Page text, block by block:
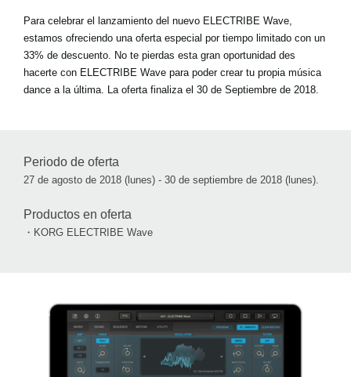
Para celebrar el lanzamiento del nuevo ELECTRIBE Wave,
estamos ofreciendo una oferta especial por tiempo limitado con un
33% de descuento. No te pierdas esta gran oportunidad des
hacerte con ELECTRIBE Wave para poder crear tu propia música
dance a la última. La oferta finaliza el 30 de Septiembre de 2018.
Periodo de oferta
27 de agosto de 2018 (lunes) - 30 de septiembre de 2018 (lunes).
Productos en oferta
・KORG ELECTRIBE Wave